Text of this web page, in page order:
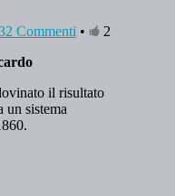
Commenti •
2
il risultato
un sistema